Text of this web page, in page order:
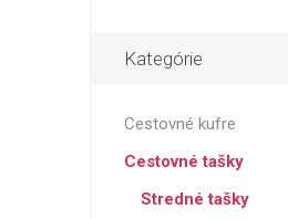
Kategórie
Cestovné kufre
Cestovné tašky
Stredné tašky